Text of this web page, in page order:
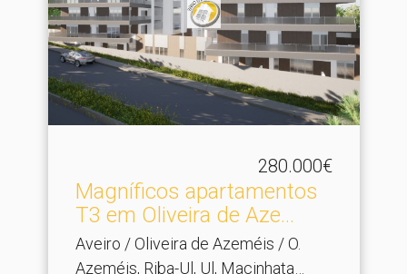
280.000€
Magníficos apartamentos
T3 em Oliveira de Aze.​..
Aveiro / Oliveira de Azeméis / O.
Azeméis, Riba-Ul, Ul, Macinhata